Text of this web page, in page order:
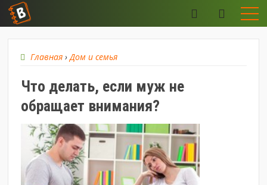
Главная ›Дом и семья
Что делать, если муж не
обращает внимания?